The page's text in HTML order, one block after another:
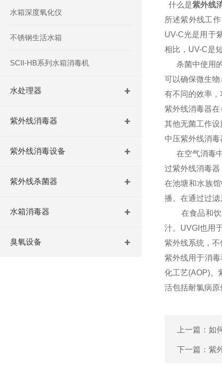
水箱深度氧化仪
不锈钢生活水箱
SCII-HB系列水箱消毒机
水处理器
紫外线消毒器
紫外线消毒设备
紫外线杀菌器
水箱消毒器
臭氧设备
什么是紫外线
所述紫外线工
UV-C光是用于
相比，UV-C是
杀菌中使用的
可以确保微生
有不同的效率
紫外线消毒器
其他无菌工作
中压紫外线消毒
在空气消毒中
过紫外线消毒
在池塘和水族
播。在通过过
在食品和饮料
汁。UVGI也用
紫外线系统，
紫外线用于消
化工艺(AOP)。
活包括耐氯病
上一篇： 如
下一篇： 紫